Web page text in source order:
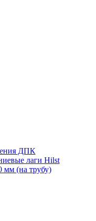
ДПК
лаги Hilst
мм (на трубу)